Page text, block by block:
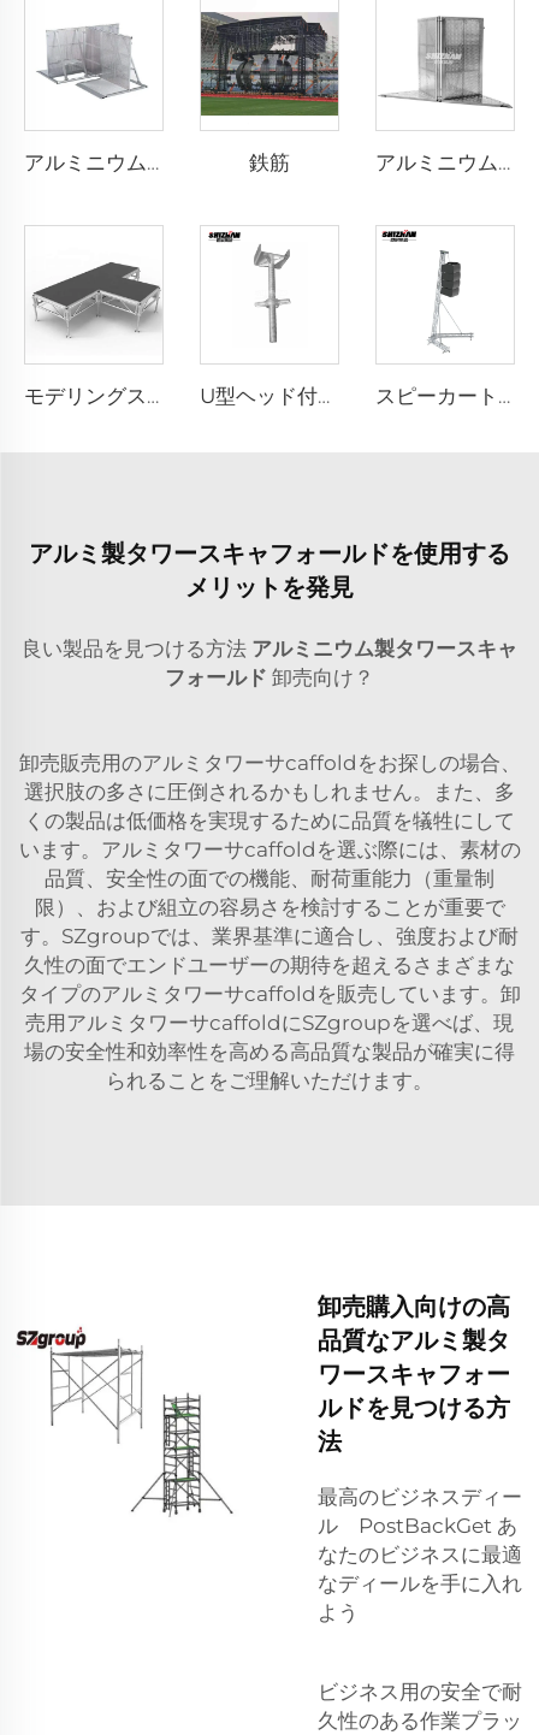
アルミニウム製ケーブルバリヤー 鉄筋 アルミニウム製バリヤーコーナー
モデリングステージ U型ヘッド付きネジジャッキ スピーカートラス
アルミ製タワースキャフォールドを使用する
メリットを発見
良い製品を見つける方法 アルミニウム製タワースキャ
フォールド 卸売向け？
卸売販売用のアルミタワーサcaffoldをお探しの場合、
選択肢の多さに圧倒されるかもしれません。また、多
くの製品は低価格を実現するために品質を犠牲にして
います。アルミタワーサcaffoldを選ぶ際には、素材の
品質、安全性の面での機能、耐荷重能力（重量制
限）、および組立の容易さを検討することが重要で
す。SZgroupでは、業界基準に適合し、強度および耐
久性の面でエンドユーザーの期待を超えるさまざまな
タイプのアルミタワーサcaffoldを販売しています。卸
売用アルミタワーサcaffoldにSZgroupを選べば、現
場の安全性和効率性を高める高品質な製品が確実に得
られることをご理解いただけます。
卸売購入向けの高
品質なアルミ製タ
ワースキャフォー
ルドを見つける方
法
最高のビジネスディー
ル PostBackGet あ
なたのビジネスに最適
なディールを手に入れ
よう
ビジネス用の安全で耐
久性のある作業プラッ